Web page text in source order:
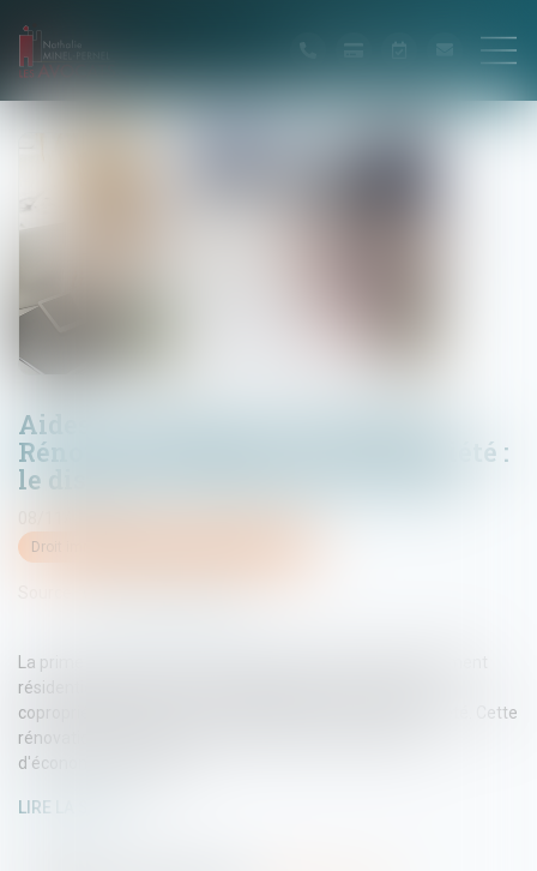
Aides à la transition énergétique -
Rénovation globale d’une copropriété :
le dispositif Coup de pouce évolue
Droit immobilier
La prime Coup de pouce Rénovation performante de bâtiment
résidentiel collectif peut être attribuée à un syndicat de
copropriétaires pour la rénovation globale d’une copropriété. Cette
rénovation doit permettre d’effectuer un niveau élevé
d'économies d'énergie...
LIRE LA SUITE